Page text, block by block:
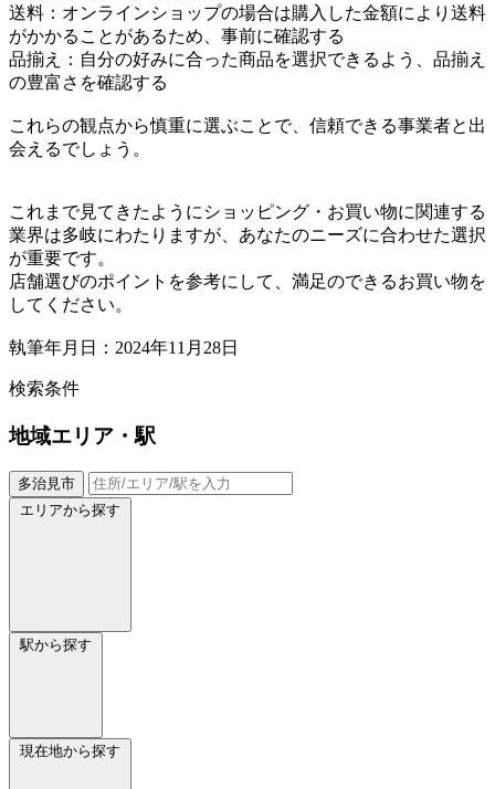
送料：オンラインショップの場合は購入した金額により送料
がかかることがあるため、事前に確認する
品揃え：自分の好みに合った商品を選択できるよう、品揃え
の豊富さを確認する
これらの観点から慎重に選ぶことで、信頼できる事業者と出
会えるでしょう。
これまで見てきたようにショッピング・お買い物に関連する
業界は多岐にわたりますが、あなたのニーズに合わせた選択
が重要です。
店舗選びのポイントを参考にして、満足のできるお買い物を
してください。
執筆年月日：2024年11月28日
検索条件
地域エリア・駅
多治見市
エリアから探す
駅から探す
現在地から探す